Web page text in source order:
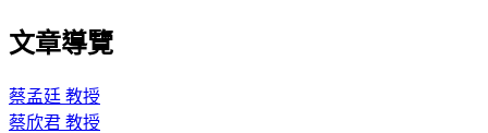
文章導覽
蔡孟廷 教授
蔡欣君 教授